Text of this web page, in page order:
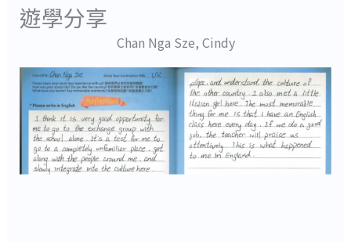
遊學分享
Chan Nga Sze, Cindy